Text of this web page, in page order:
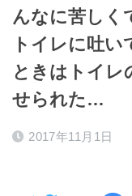
んなに苦しく
トイレに吐
ときはトイレ
せられた…
2017年11月1日